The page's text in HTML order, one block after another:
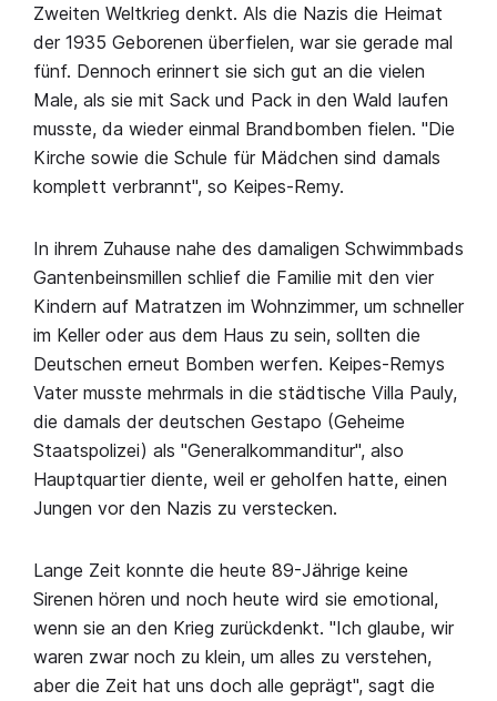
Zweiten Weltkrieg denkt. Als die Nazis die Heimat
der 1935 Geborenen überfielen, war sie gerade mal
fünf. Dennoch erinnert sie sich gut an die vielen
Male, als sie mit Sack und Pack in den Wald laufen
musste, da wieder einmal Brandbomben fielen. "Die
Kirche sowie die Schule für Mädchen sind damals
komplett verbrannt", so Keipes-Remy.
In ihrem Zuhause nahe des damaligen Schwimmbads
Gantenbeinsmillen schlief die Familie mit den vier
Kindern auf Matratzen im Wohnzimmer, um schneller
im Keller oder aus dem Haus zu sein, sollten die
Deutschen erneut Bomben werfen. Keipes-Remys
Vater musste mehrmals in die städtische Villa Pauly,
die damals der deutschen Gestapo (Geheime
Staatspolizei) als "Generalkommanditur", also
Hauptquartier diente, weil er geholfen hatte, einen
Jungen vor den Nazis zu verstecken.
Lange Zeit konnte die heute 89-Jährige keine
Sirenen hören und noch heute wird sie emotional,
wenn sie an den Krieg zurückdenkt. "Ich glaube, wir
waren zwar noch zu klein, um alles zu verstehen,
aber die Zeit hat uns doch alle geprägt", sagt die